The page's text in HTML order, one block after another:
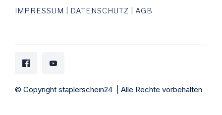
IMPRESSUM | DATENSCHUTZ | AGB
© Copyright staplerschein24 | Alle Rechte vorbehalten